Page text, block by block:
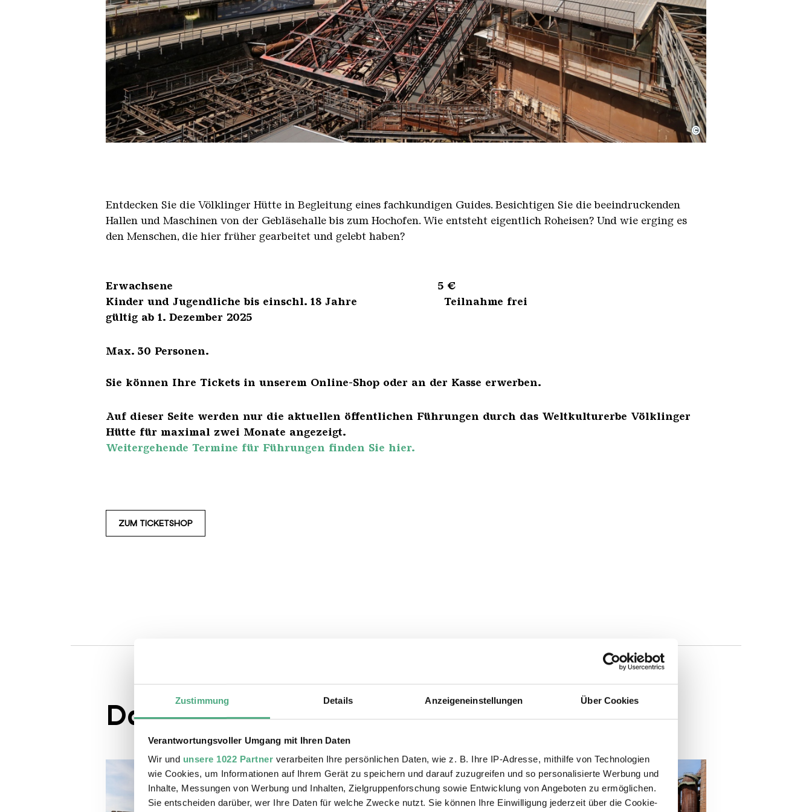
Zustimmung Details Anzeigeneinstellungen Über Cookies
Verantwortungsvoller Umgang mit Ihren Daten
Wir und unsere 1022 Partner verarbeiten Ihre persönlichen Daten, wie z. B. Ihre IP-Adresse, mithilfe von Technologien
wie Cookies, um Informationen auf Ihrem Gerät zu speichern und darauf zuzugreifen und so personalisierte Werbung und
Inhalte, Messungen von Werbung und Inhalten, Zielgruppenforschung sowie Entwicklung von Angeboten zu ermöglichen.
Sie entscheiden darüber, wer Ihre Daten für welche Zwecke nutzt. Sie können Ihre Einwilligung jederzeit über die Cookie-
Der Erzschrägaufzug der Völklinger Hütte mit dem Gasometer im Hintergrund
Copyright: Weltkulturerbe Völklinger Hütte | Karl Heinrich Veith
©
Entdecken Sie die Völklinger Hütte in Begleitung eines fachkundigen Guides. Besichtigen Sie die beeindruckenden
Hallen und Maschinen von der Gebläsehalle bis zum Hochofen. Wie entsteht eigentlich Roheisen? Und wie erging es
den Menschen, die hier früher gearbeitet und gelebt haben?
Erwachsene 5 €
Kinder und Jugendliche bis einschl. 18 Jahre Teilnahme frei
gültig ab 1. Dezember 2025
Max. 30 Personen.
Sie können Ihre Tickets in unserem Online-Shop oder an der Kasse erwerben.
Auf dieser Seite werden nur die aktuellen öffentlichen Führungen durch das Weltkulturerbe Völklinger
Hütte für maximal zwei Monate angezeigt.
Weitergehende Termine für Führungen finden Sie hier.
ZUM TICKETSHOP
Das könnte Sie auch interessieren